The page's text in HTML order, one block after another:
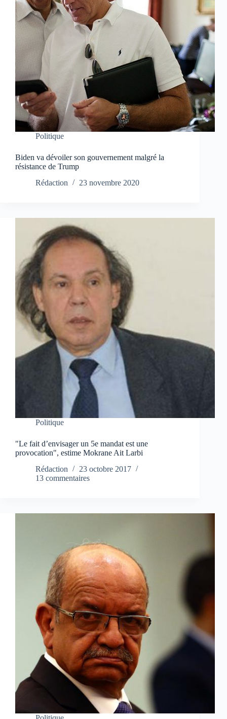
Politique
Biden va dévoiler son gouvernement malgré la
résistance de Trump
Rédaction
23 novembre 2020
Politique
"Le fait d’envisager un 5e mandat est une
provocation", estime Mokrane Ait Larbi
Rédaction
23 octobre 2017
13 commentaires